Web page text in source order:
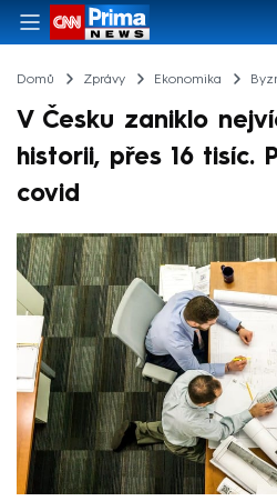
Domů Zprávy Ekonomika
V Česku zaniklo
historii, přes 16 tisíc.
covid